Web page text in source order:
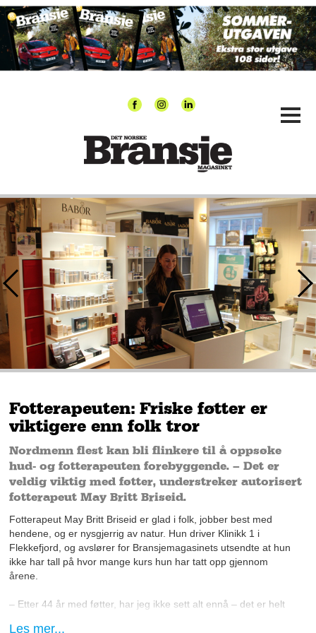
Fotterapeuten: Friske føtter er
viktigere enn folk tror
Nordmenn flest kan bli flinkere til å oppsøke
hud- og fotterapeuten forebyggende. – Det er
veldig viktig med føtter, understreker autorisert
fotterapeut May Britt Briseid.
Fotterapeut May Britt Briseid er glad i folk, jobber best med
hendene, og er nysgjerrig av natur. Hun driver Klinikk 1 i
Flekkefjord, og avslører for Bransjemagasinets utsendte at hun
ikke har tall på hvor mange kurs hun har tatt opp gjennom
årene.
– Etter 44 år med føtter, har jeg ikke sett alt ennå – det er helt
Les mer...